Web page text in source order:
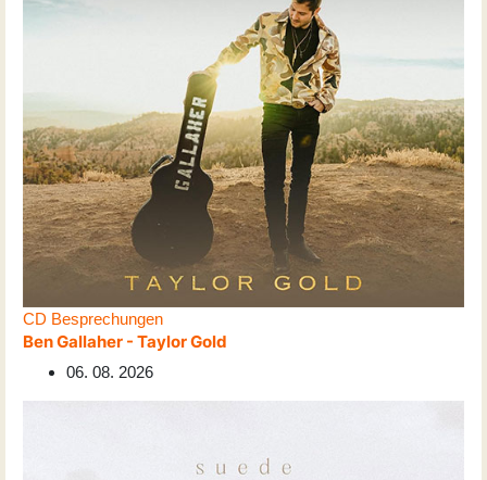
CD Besprechungen
Ben Gallaher - Taylor Gold
06. 08. 2026